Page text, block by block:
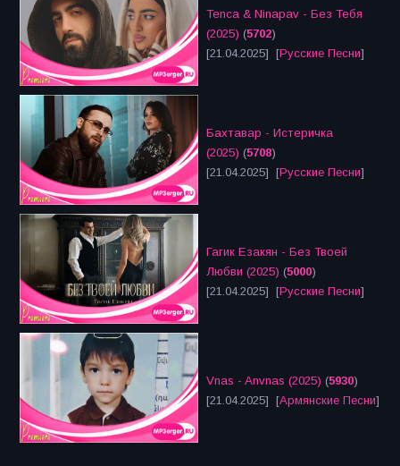
Tenca & Ninapav - Без Тебя
(2025) (5702)
[21.04.2025] [Русские Песни]
Бахтавар - Истеричка
(2025) (5708)
[21.04.2025] [Русские Песни]
Гагик Езакян - Без Твоей
Любви (2025) (5000)
[21.04.2025] [Русские Песни]
Vnas - Anvnas (2025) (5930)
[21.04.2025] [Армянские Песни]